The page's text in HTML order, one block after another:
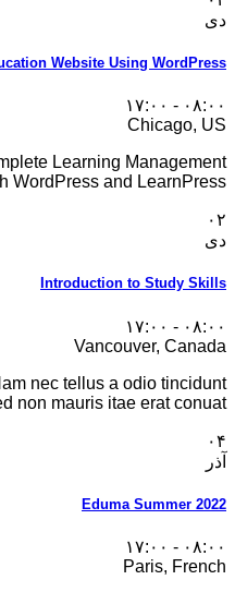
دی
Website Using WordPress
۰۸:۰۰ - ۱۷:۰۰
Chicago, US
Learning Management
WordPress and LearnPress.
۰۲
دی
Introduction to Study Skills
۰۸:۰۰ - ۱۷:۰۰
Vancouver, Canada
nec tellus a odio tincidunt
non mauris itae erat conuat
۰۴
آذر
Eduma Summer 2022
۰۸:۰۰ - ۱۷:۰۰
Paris, French